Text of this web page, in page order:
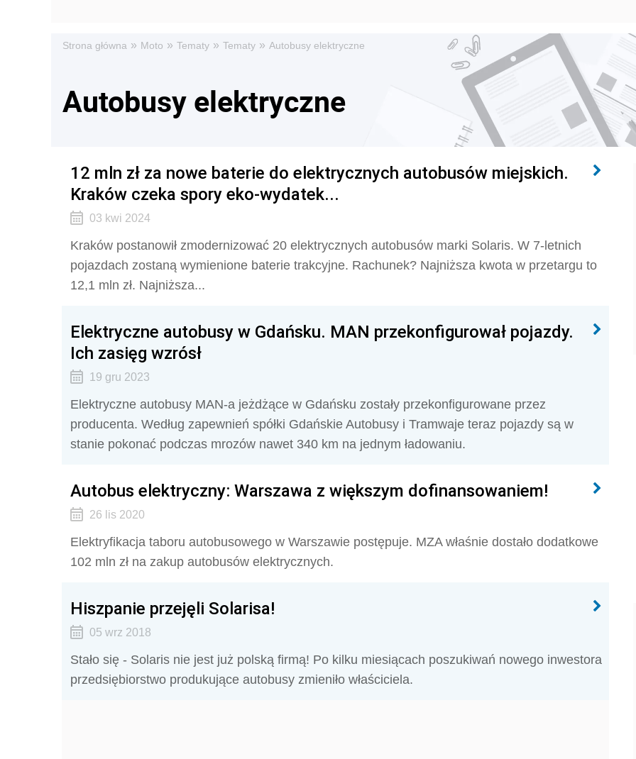
Strona główna » Moto » Tematy » Tematy » Autobusy elektryczne
Autobusy elektryczne
12 mln zł za nowe baterie do elektrycznych autobusów miejskich.
Kraków czeka spory eko-wydatek...
03 kwi 2024
Kraków postanowił zmodernizować 20 elektrycznych autobusów marki Solaris. W 7-letnich
pojazdach zostaną wymienione baterie trakcyjne. Rachunek? Najniższa kwota w przetargu to
12,1 mln zł. Najniższa...
Elektryczne autobusy w Gdańsku. MAN przekonfigurował pojazdy.
Ich zasięg wzrósł
19 gru 2023
Elektryczne autobusy MAN-a jeżdżące w Gdańsku zostały przekonfigurowane przez
producenta. Według zapewnień spółki Gdańskie Autobusy i Tramwaje teraz pojazdy są w
stanie pokonać podczas mrozów nawet 340 km na jednym ładowaniu.
Autobus elektryczny: Warszawa z większym dofinansowaniem!
26 lis 2020
Elektryfikacja taboru autobusowego w Warszawie postępuje. MZA właśnie dostało dodatkowe
102 mln zł na zakup autobusów elektrycznych.
Hiszpanie przejęli Solarisa!
05 wrz 2018
Stało się - Solaris nie jest już polską firmą! Po kilku miesiącach poszukiwań nowego inwestora
przedsiębiorstwo produkujące autobusy zmieniło właściciela.